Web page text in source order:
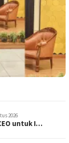
2026
untuk I…